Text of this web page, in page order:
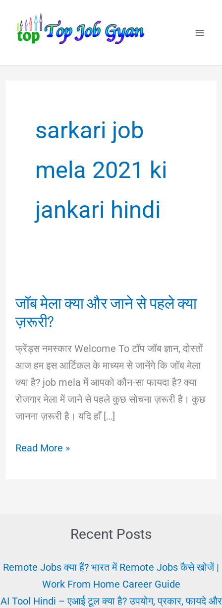
content
sarkari job
mela 2021 ki
jankari hindi
जॉब मेला क्या और जाने से पहले क्या
ज़रूरी?
फ्रेंड्स नमस्कार Welcome To टॉप जॉब ज्ञान, दोस्तों
आज हम इस आर्टिकल के माध्यम से जानेंगे कि जॉब मेला
क्या है? job mela में आपको कौन-सा फायदा है? क्या
रोजगार मेला में जाने से पहले कुछ सोचना ज़रूरी है। कुछ
जानना ज़रूरी है। यदि हाँ […]
जॉब
क्या
Read More »
Recent Posts
Remote Jobs क्या हैं? भारत में Remote Jobs कैसे खोजें |
Work From Home Career Guide
AI Tool Hindi – एआई टूल क्या है? उपयोग, प्रकार, फायदे और